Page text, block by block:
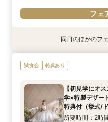
フェ
特典あり
8/24(月)
【しっかりお
イダル相談会
所要時間：2時
11:00〜
15:00〜
特典あり
8/24(月)
【最短1ヶ月の
談フェア（10名
11:00〜
同日のほかのフ
試食会 特典あり
【初見学にオ
学×特製デザ
特典付（挙式/
所要時間：2時